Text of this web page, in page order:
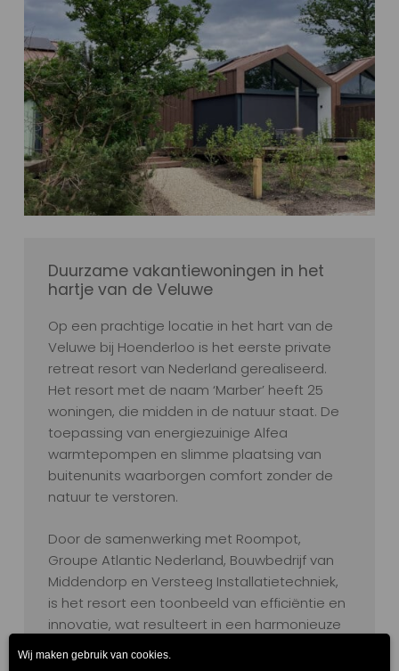
Duurzame vakantiewoningen in het
hartje van de Veluwe
Op een prachtige locatie in het hart van de
Veluwe bij Hoenderloo is het eerste private
retreat resort van Nederland gerealiseerd.
Het resort met de naam ‘Marber’ heeft 25
woningen, die midden in de natuur staat. De
toepassing van energiezuinige Alfea
warmtepompen en slimme plaatsing van
buitenunits waarborgen comfort zonder de
natuur te verstoren.
Door de samenwerking met Roompot,
Groupe Atlantic Nederland, Bouwbedrijf van
Middendorp en Versteeg Installatietechniek,
is het resort een toonbeeld van efficiëntie en
innovatie, wat resulteert in een harmonieuze